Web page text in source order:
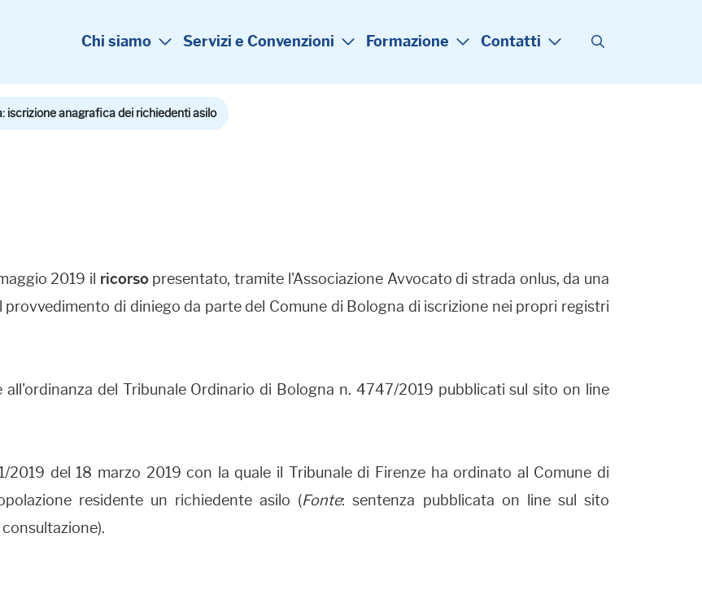
Chi siamo Servizi e Convenzioni Formazione Contatti
iscrizione anagrafica dei richiedenti asilo
2019 il ricorso presentato, tramite l'Associazione Avvocato di strada onlus, da una
di diniego da parte del Comune di Bologna di iscrizione nei propri registri
del Tribunale Ordinario di Bologna n. 4747/2019 pubblicati sul sito on line
2019 del 18 marzo 2019 con la quale il Tribunale di Firenze ha ordinato al Comune di
residente un richiedente asilo (Fonte: sentenza pubblicata on line sul sito